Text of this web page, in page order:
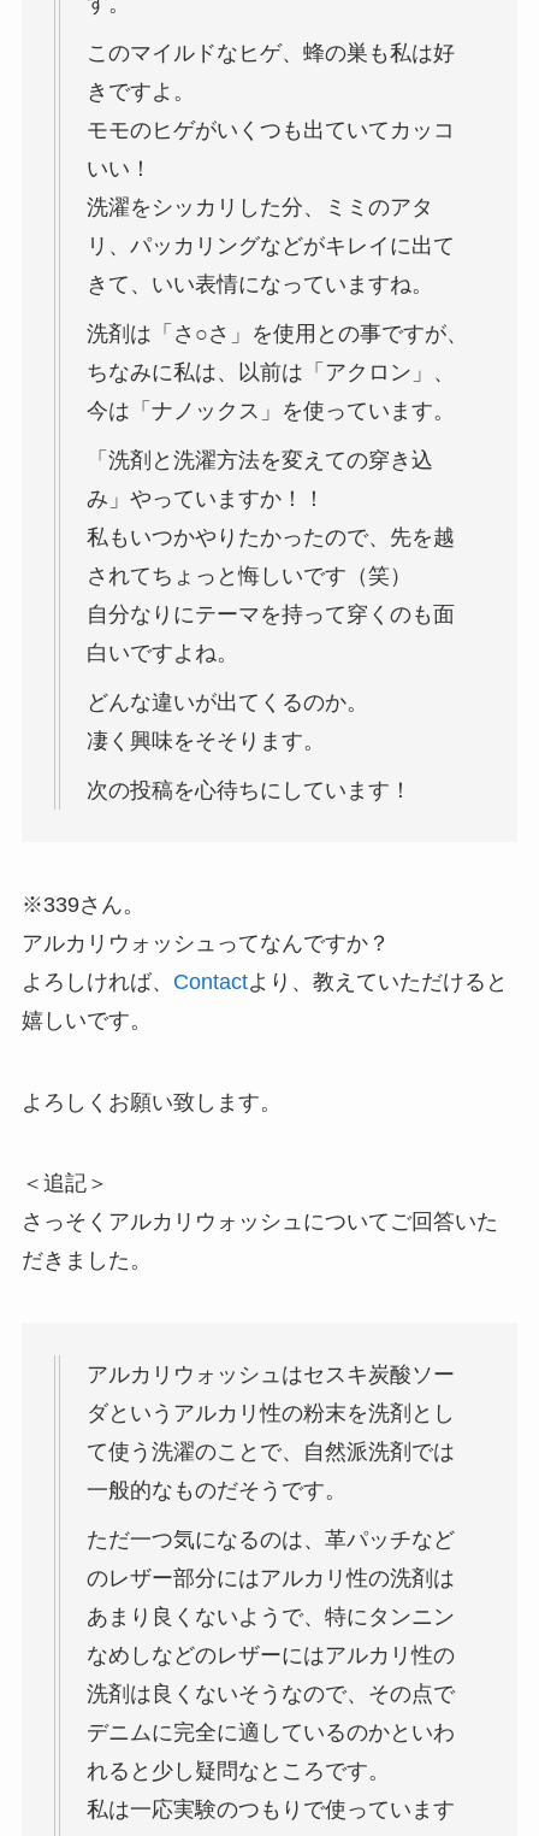
このマイルドなヒゲ、蜂の巣も私は好
きですよ。
モモのヒゲがいくつも出ていてカッコ
いい！
洗濯をシッカリした分、ミミのアタ
リ、パッカリングなどがキレイに出て
きて、いい表情になっていますね。
洗剤は「さ○さ」を使用との事ですが、
ちなみに私は、以前は「アクロン」、
今は「ナノックス」を使っています。
「洗剤と洗濯方法を変えての穿き込
み」やっていますか！！
私もいつかやりたかったので、先を越
されてちょっと悔しいです（笑）
自分なりにテーマを持って穿くのも面
白いですよね。
どんな違いが出てくるのか。
凄く興味をそそります。
次の投稿を心待ちにしています！
※339さん。
アルカリウォッシュってなんですか？
よろしければ、 Contactより、教えていただけると
嬉しいです。
よろしくお願い致します。
＜追記＞
さっそくアルカリウォッシュについてご回答いた
だきました。
アルカリウォッシュはセスキ炭酸ソー
ダというアルカリ性の粉末を洗剤とし
て使う洗濯のことで、自然派洗剤では
一般的なものだそうです。
ただ一つ気になるのは、革パッチなど
のレザー部分にはアルカリ性の洗剤は
あまり良くないようで、特にタンニン
なめしなどのレザーにはアルカリ性の
洗剤は良くないそうなので、その点で
デニムに完全に適しているのかといわ
れると少し疑問なところです。
私は一応実験のつもりで使っています